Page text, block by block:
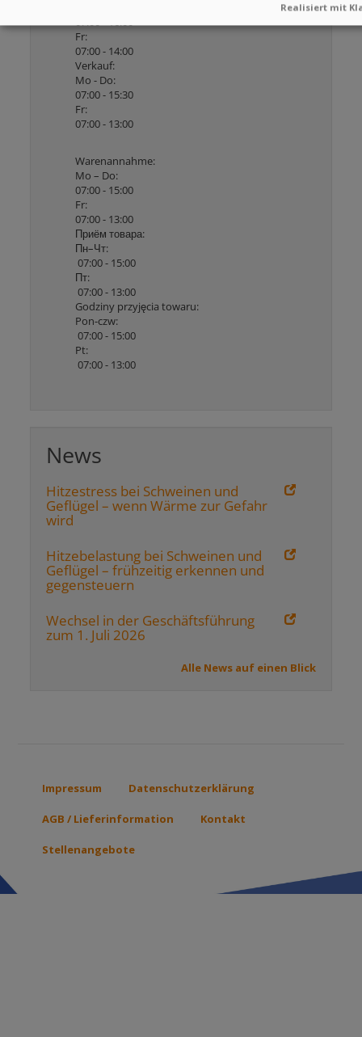
07:00 - 16:00
Fr:
07:00 - 14:00
Verkauf:
Mo - Do:
07:00 - 15:30
Fr:
07:00 - 13:00
Warenannahme:
Mo – Do:
07:00 - 15:00
Fr:
07:00 - 13:00
Приём товара:
Пн–Чт:
07:00 - 15:00
Пт:
07:00 - 13:00
Godziny przyjęcia towaru:
Pon-czw:
07:00 - 15:00
Pt:
07:00 - 13:00
News
Hitzestress bei Schweinen und
Geflügel – wenn Wärme zur Gefahr
wird
Hitzebelastung bei Schweinen und
Geflügel – frühzeitig erkennen und
gegensteuern
Wechsel in der Geschäftsführung
zum 1. Juli 2026
Alle News auf einen Blick
Footer
menu
Impressum Datenschutzerklärung
AGB / Lieferinformation Kontakt
Stellenangebote
Realisiert mit